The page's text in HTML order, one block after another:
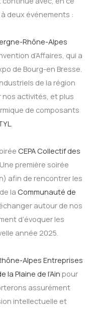
deux événements :
Rhône-Alpes
d’Affaires, qui a
de Bourg-en Bresse.
de la région
activités, et plus
de composants
.
CEPA Collectif des
première soirée
afin de rencontrer les
la Communauté de
autour de nos
d’évoquer les
année 2025.
Alpes Entreprises
la Plaine de l’Ainpour
assurément
intellectuelle et